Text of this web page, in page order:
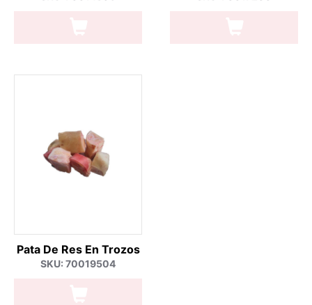
Pata De Res En Trozos
SKU: 70019504